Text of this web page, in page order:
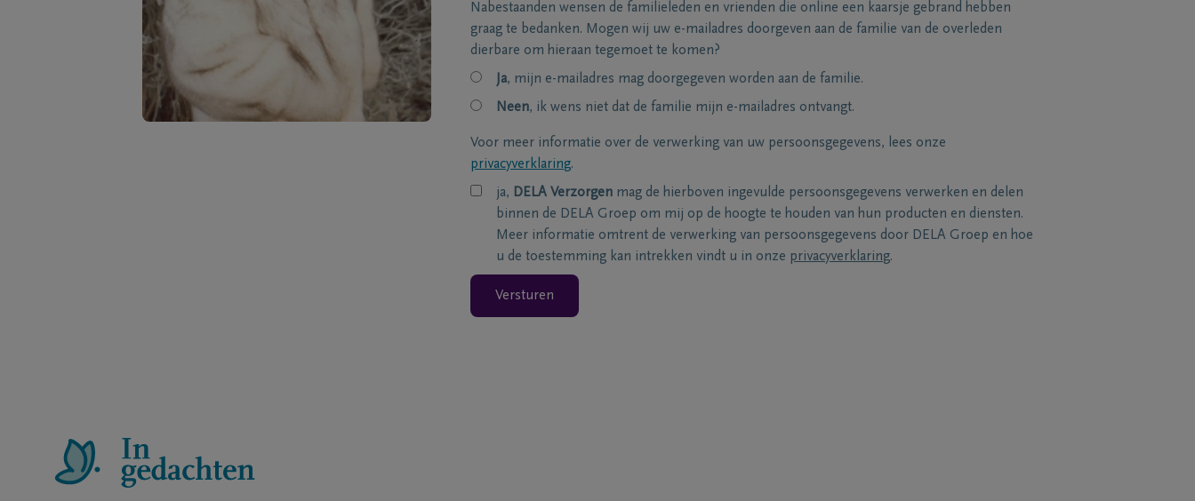
Nabestaanden wensen de familieleden en vrienden die online een kaarsje gebrand hebben
graag te bedanken. Mogen wij uw e-mailadres doorgeven aan de familie van de overleden
dierbare om hieraan tegemoet te komen?
Ja, mijn e-mailadres mag doorgegeven worden aan de familie.
Neen, ik wens niet dat de familie mijn e-mailadres ontvangt.
Voor meer informatie over de verwerking van uw persoonsgegevens, lees onze
privacyverklaring.
ja, DELA Verzorgen mag de hierboven ingevulde persoonsgegevens verwerken en delen
binnen de DELA Groep om mij op de hoogte te houden van hun producten en diensten.
Meer informatie omtrent de verwerking van persoonsgegevens door DELA Groep en hoe
u de toestemming kan intrekken vindt u in onze privacyverklaring.
Versturen